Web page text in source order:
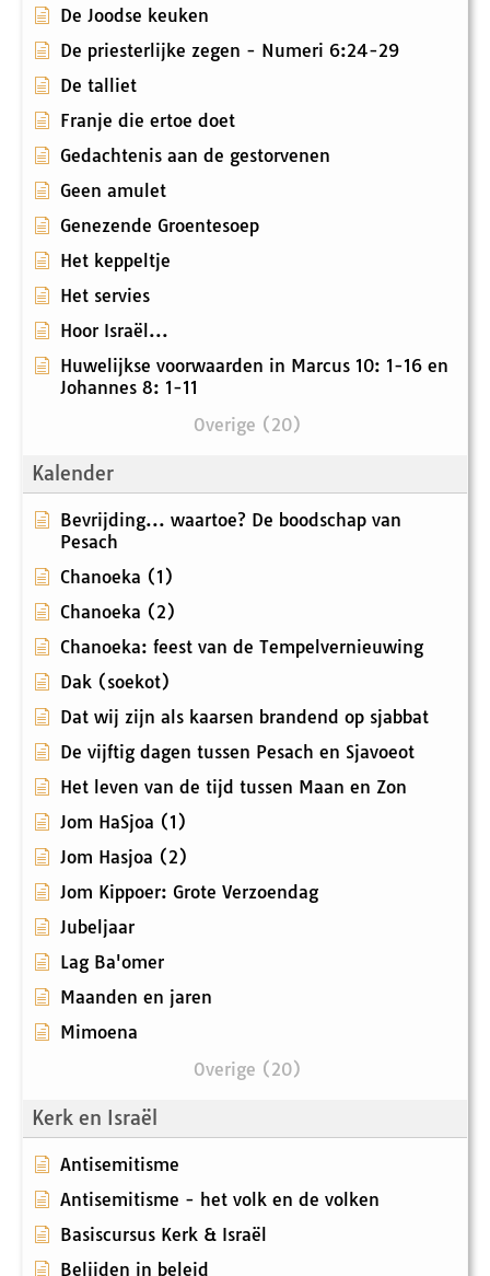
De Joodse keuken
De priesterlijke zegen - Numeri 6:24-29
De talliet
Franje die ertoe doet
Gedachtenis aan de gestorvenen
Geen amulet
Genezende Groentesoep
Het keppeltje
Het servies
Hoor Israël...
Huwelijkse voorwaarden in Marcus 10: 1-16 en
Johannes 8: 1-11
Overige (20)
Kalender
Bevrijding... waartoe? De boodschap van
Pesach
Chanoeka (1)
Chanoeka (2)
Chanoeka: feest van de Tempelvernieuwing
Dak (soekot)
Dat wij zijn als kaarsen brandend op sjabbat
De vijftig dagen tussen Pesach en Sjavoeot
Het leven van de tijd tussen Maan en Zon
Jom HaSjoa (1)
Jom Hasjoa (2)
Jom Kippoer: Grote Verzoendag
Jubeljaar
Lag Ba'omer
Maanden en jaren
Mimoena
Overige (20)
Kerk en Israël
Antisemitisme
Antisemitisme - het volk en de volken
Basiscursus Kerk & Israël
Belijden in beleid